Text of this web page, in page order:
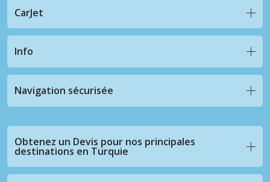
CarJet
Info
Navigation sécurisée
Obtenez un Devis pour nos principales
destinations en Turquie